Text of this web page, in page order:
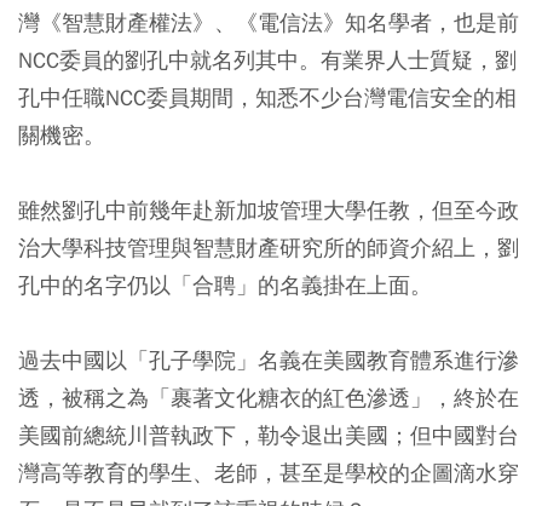
灣《智慧財產權法》、《電信法》知名學者，也是前
NCC委員的劉孔中就名列其中。有業界人士質疑，劉
孔中任職NCC委員期間，知悉不少台灣電信安全的相
關機密。
雖然劉孔中前幾年赴新加坡管理大學任教，但至今政
治大學科技管理與智慧財產研究所的師資介紹上，劉
孔中的名字仍以「合聘」的名義掛在上面。
過去中國以「孔子學院」名義在美國教育體系進行滲
透，被稱之為「裹著文化糖衣的紅色滲透」，終於在
美國前總統川普執政下，勒令退出美國；但中國對台
灣高等教育的學生、老師，甚至是學校的企圖滴水穿